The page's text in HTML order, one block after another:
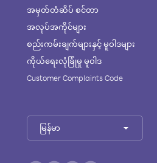
အမှတ်တံဆိပ် စင်တာ
အလုပ်အကိုင်များ
စည်းကမ်းချက်များနှင့် မူဝါဒများ
ကိုယ်ရေးလုံခြုံမှု မူဝါဒ
Customer Complaints Code
မြန်မာ